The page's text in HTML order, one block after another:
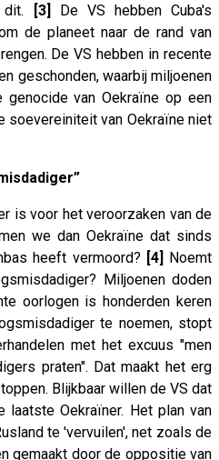
dit.
[3]
De VS hebben Cuba's
de planeet naar de rand van
De VS hebben in recente
geschonden, waarbij miljoenen
genocide van Oekraïne op een
soevereiniteit van Oekraïne niet
is voor het veroorzaken van de
we dan Oekraïne dat sinds
heeft vermoord? [4] Noemt
Miljoenen doden
oorlogen is honderden keren
te noemen, stopt
met het excuus "men
praten". Dat maakt het erg
Blijkbaar willen de VS dat
Oekraïner. Het plan van
te 'vervuilen', net zoals de
gemaakt door de oppositie van